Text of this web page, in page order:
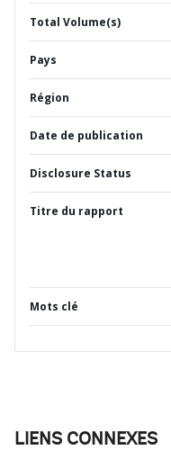
Total Volume(s)
Pays
Région
Date de publication
Disclosure Status
Titre du rapport
Mots clé
LIENS CONNEXES